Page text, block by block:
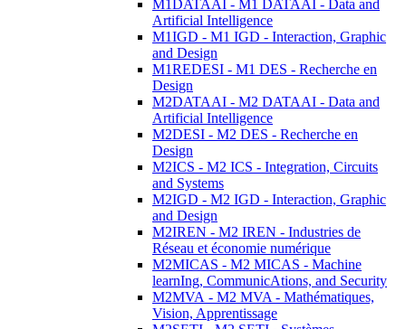
M1DATAAI - M1 DATAAI - Data and
Artificial Intelligence
M1IGD - M1 IGD - Interaction, Graphic
and Design
M1REDESI - M1 DES - Recherche en
Design
M2DATAAI - M2 DATAAI - Data and
Artificial Intelligence
M2DESI - M2 DES - Recherche en
Design
M2ICS - M2 ICS - Integration, Circuits
and Systems
M2IGD - M2 IGD - Interaction, Graphic
and Design
M2IREN - M2 IREN - Industries de
Réseau et économie numérique
M2MICAS - M2 MICAS - Machine
learnIng, CommunicAtions, and Security
M2MVA - M2 MVA - Mathématiques,
Vision, Apprentissage